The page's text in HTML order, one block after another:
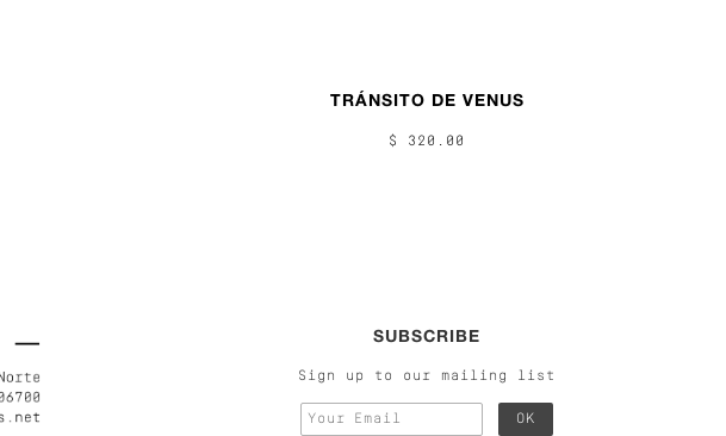
TRÁNSITO DE VENUS
$ 320.00
SUBSCRIBE
Sign up to our mailing list